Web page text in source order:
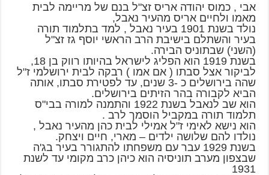
אבי , כמוס יהודה אריס זצ"ל בנם של מריימה לבית
מאמו ולחיים אריס מהעיר נאבל,
נולד בשנת 1901 בעיר נאבל , למד בתלמוד תורה
בעיר והשתלם בישיבת הרב הראשי יוסף גז זצ"ל
(השני) שבתוניס הבירה.
בשנת 1919 הוא הפליג לישראל בהיותו רווק בן 18,
לביקור אצל סבתו ( אם אמו ) רבקה לבית ירושלמי ז"ל
שהה בירושלים כ -3 שנים, עד לפטירת סבתו, אותה
הביא לקבורה בהר הזיתים בירושלים.
הוא שב לנאבל בשנת 1922 והתמנה למורה בבי"ס
תלמוד תורה במקביל הוסמך לרב .
הוא נישא לאימי ז"ל אמילי לבית כהן מהעיר נאבל ,
נולדו להם שלושה ילדים – מארי, חיים ויצחק.
בשנת 1929 עבר עם משפחתו להתגורר בעיר בג'ה
שבצפון מערב תוניסיה הוא כיהן כרב מקומי עד לשנת
1931